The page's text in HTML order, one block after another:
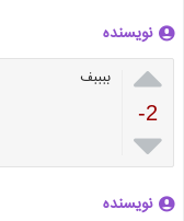
نویسنده

-2

ببببف
نویسنده